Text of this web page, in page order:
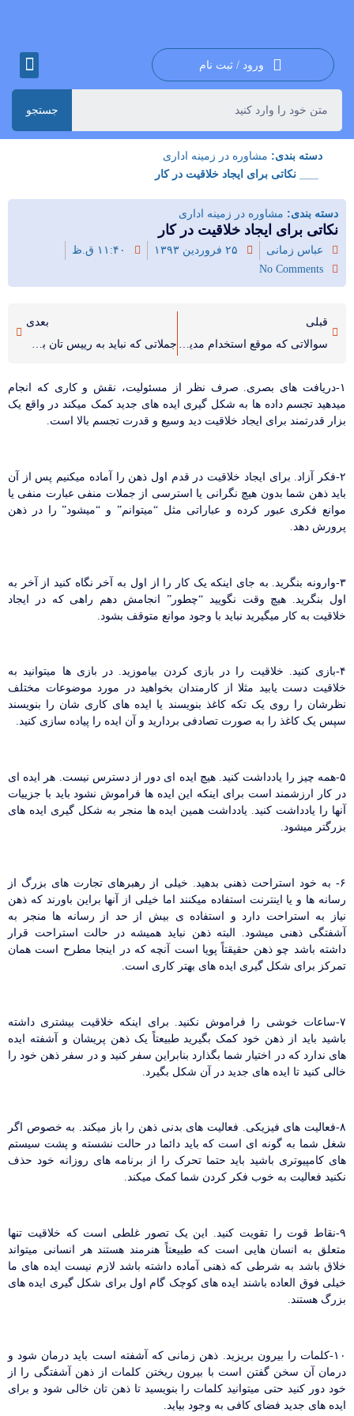
ورود / ثبت نام
جستجو
دسته بندی: مشاوره در زمینه اداری
___ نکاتی برای ایجاد خلاقیت در کار
دسته بندی: مشاوره در زمینه اداری
نکاتی برای ایجاد خلاقیت در کار
عباس زمانی ۲۵ فروردین ۱۳۹۳
۱۱:۴۰ ق.ظ
No Comments
قبلی
سوالاتی که موقع استخدام مدیران مالی می پرسند
بعدی
جملاتی که نباید به رییس تان بگویید
۱-دریافت های بصری. صرف نظر از مسئولیت، نقش و کاری که انجام
میدهید تجسم داده ها به شکل گیری ایده های جدید کمک میکند در واقع یک
بزار قدرتمند برای ایجاد خلاقیت دید وسیع و قدرت تجسم بالا است.
۲-فکر آزاد. برای ایجاد خلاقیت در قدم اول ذهن را آماده میکنیم پس از آن
باید ذهن شما بدون هیچ نگرانی یا استرسی از جملات منفی عبارت منفی یا
موانع فکری عبور کرده و عباراتی مثل “میتوانم” و “میشود” را در ذهن
پرورش دهد.
۳-وارونه بنگرید. به جای اینکه یک کار را از اول به آخر نگاه کنید از آخر به
اول بنگرید. هیچ وقت نگویید “چطور” انجامش دهم راهی که در ایجاد
خلاقیت به کار میگیرید نباید با وجود موانع متوقف بشود.
۴-بازی کنید. خلاقیت را در بازی کردن بیاموزید. در بازی ها میتوانید به
خلاقیت دست یابید مثلا از کارمندان بخواهید در مورد موضوعات مختلف
نظرشان را روی یک تکه کاغذ بنویسند یا ایده های کاری شان را بنویسند
سپس یک کاغذ را به صورت تصادفی بردارید و آن ایده را پیاده سازی کنید.
۵-همه چیز را یادداشت کنید. هیچ ایده ای دور از دسترس نیست. هر ایده ای
در کار ارزشمند است برای اینکه این ایده ها فراموش نشود باید با جزییات
آنها را یادداشت کنید. یادداشت همین ایده ها منجر به شکل گیری ایده های
بزرگتر میشود.
۶- به خود استراحت ذهنی بدهید. خیلی از رهبرهای تجارت های بزرگ از
رسانه ها و یا اینترنت استفاده میکنند اما خیلی از آنها براین باورند که ذهن
نیاز به استراحت دارد و استفاده ی بیش از حد از رسانه ها منجر به
آشفتگی ذهنی میشود. البته ذهن نباید همیشه در حالت استراحت قرار
داشته باشد چو ذهن حقیقتاً پویا است آنچه که در اینجا مطرح است همان
تمرکز برای شکل گیری ایده های بهتر کاری است.
۷-ساعات خوشی را فراموش نکنید. برای اینکه خلاقیت بیشتری داشته
باشید باید از ذهن خود کمک بگیرید طبیعتاً یک ذهن پریشان و آشفته ایده
های ندارد که در اختیار شما بگذارد بنابراین سفر کنید و در سفر ذهن خود را
خالی کنید تا ایده های جدید در آن شکل بگیرد.
۸-فعالیت های فیزیکی. فعالیت های بدنی ذهن را باز میکند. به خصوص اگر
شغل شما به گونه ای است که باید دائما در حالت نشسته و پشت سیستم
های کامپیوتری باشید باید حتما تحرک را از برنامه های روزانه خود حذف
نکنید فعالیت به خوب فکر کردن شما کمک میکند.
۹-نقاط قوت را تقویت کنید. این یک تصور غلطی است که خلاقیت تنها
متعلق به انسان هایی است که طبیعتاً هنرمند هستند هر انسانی میتواند
خلاق باشد به شرطی که ذهنی آماده داشته باشد لازم نیست ایده های ما
خیلی فوق العاده باشند ایده های کوچک گام اول برای شکل گیری ایده های
بزرگ هستند.
۱۰-کلمات را بیرون بریزید. ذهن زمانی که آشفته است باید درمان شود و
درمان آن سخن گفتن است با بیرون ریختن کلمات از ذهن آشفتگی را از
خود دور کنید حتی میتوانید کلمات را بنویسید تا ذهن تان خالی شود و برای
ایده های جدید فضای کافی به وجود بیاید.